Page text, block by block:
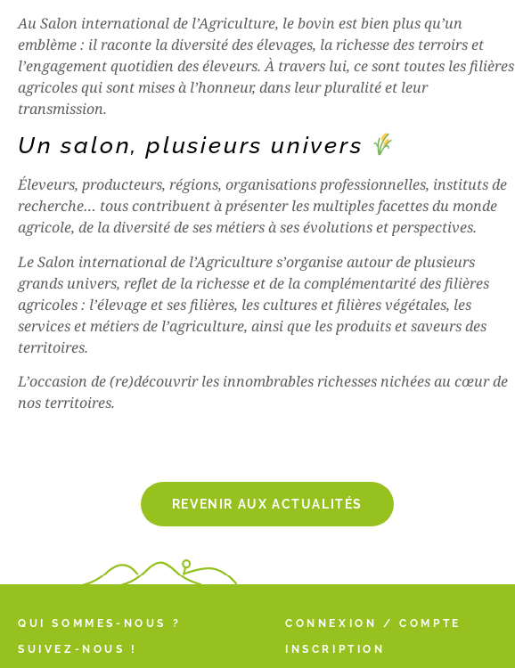
Au Salon international de l’Agriculture, le bovin est bien plus qu’un
emblème : il raconte la diversité des élevages, la richesse des terroirs et
l’engagement quotidien des éleveurs. À travers lui, ce sont toutes les filières
agricoles qui sont mises à l’honneur, dans leur pluralité et leur
transmission.
Un salon, plusieurs univers
Éleveurs, producteurs, régions, organisations professionnelles, instituts de
recherche… tous contribuent à présenter les multiples facettes du monde
agricole, de la diversité de ses métiers à ses évolutions et perspectives.
Le Salon international de l’Agriculture s’organise autour de plusieurs
grands univers, reflet de la richesse et de la complémentarité des filières
agricoles : l’élevage et ses filières, les cultures et filières végétales, les
services et métiers de l’agriculture, ainsi que les produits et saveurs des
territoires.
L’occasion de (re)découvrir les innombrables richesses nichées au cœur de
nos territoires.
REVENIR AUX ACTUALITÉS
QUI SOMMES-NOUS ?
SUIVEZ-NOUS !
CONNEXION / COMPTE
INSCRIPTION